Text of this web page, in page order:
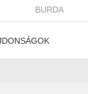
BURDA